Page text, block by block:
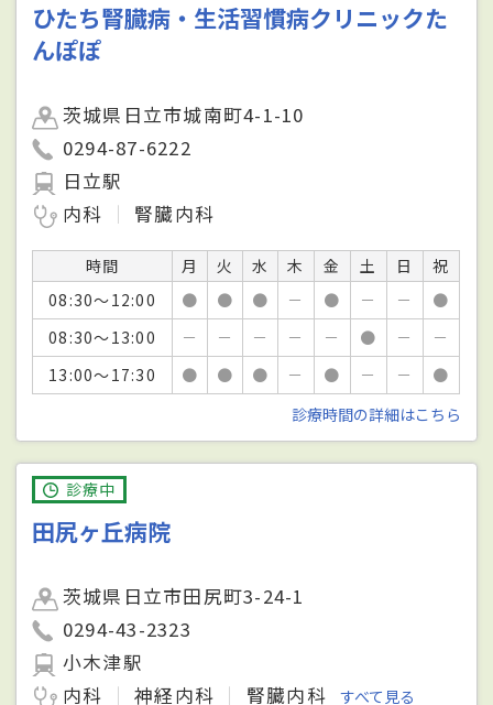
ひたち腎臓病・生活習慣病クリニックた
んぽぽ
茨城県日立市城南町4-1-10
0294-87-6222
日立駅
内科
腎臓内科
時間 月 火 水 木 金 土 日
祝
08:30～12:00
● ● ● － ● － －
●
08:30～13:00
－ － － － － ● －
－
13:00～17:30
● ● ● － ● － －
●
診療時間の詳細はこちら
診療中
田尻ヶ丘病院
茨城県日立市田尻町3-24-1
0294-43-2323
小木津駅
内科
神経内科 腎臓内科 すべて見る